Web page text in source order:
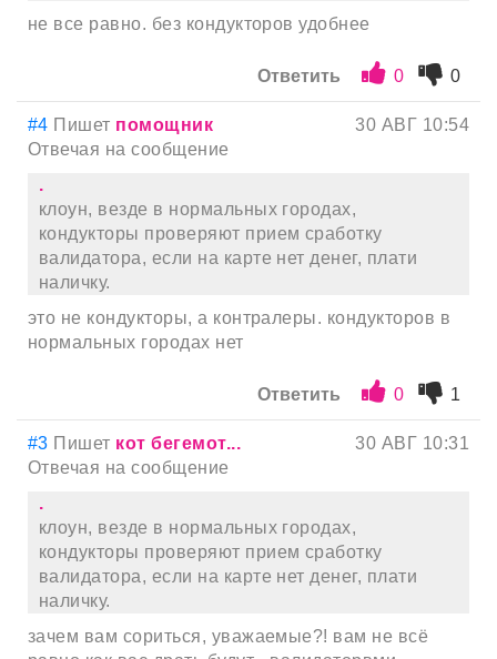
не все равно. без кондукторов удобнее
Ответить 0 0
#4 Пишет помощник
30 АВГ 10:54
Отвечая на сообщение
.
клоун, везде в нормальных городах,
кондукторы проверяют прием сработку
валидатора, если на карте нет денег, плати
наличку.
это не кондукторы, а контралеры. кондукторов в
нормальных городах нет
Ответить 0 1
#3 Пишет кот бегемот...
30 АВГ 10:31
Отвечая на сообщение
.
клоун, везде в нормальных городах,
кондукторы проверяют прием сработку
валидатора, если на карте нет денег, плати
наличку.
зачем вам сориться, уважаемые?! вам не всё